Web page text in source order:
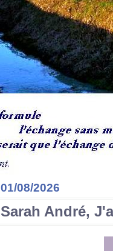
01/08/2026
Sarah André,